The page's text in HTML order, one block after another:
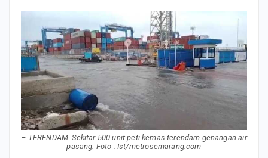
– TERENDAM- Sekitar 500 unit peti kemas terendam genangan air
pasang. Foto : Ist/metrosemarang.com